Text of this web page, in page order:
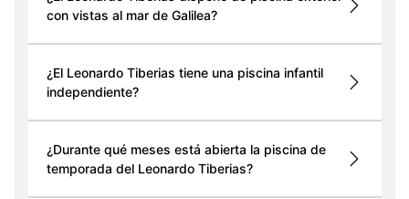
con vistas al mar de Galilea?
¿El Leonardo Tiberias tiene una piscina infantil
independiente?
¿Durante qué meses está abierta la piscina de
temporada del Leonardo Tiberias?